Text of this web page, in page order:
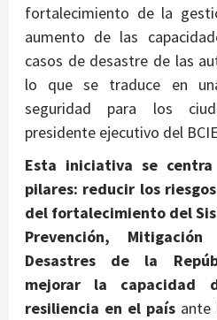
fortalecimiento de la
aumento de las
casos de desastre de las
lo que se traduce en
seguridad para los
presidente ejecutivo del
Esta iniciativa se
pilares: reducir los
del fortalecimiento del
Prevención,
Desastres de la
mejorar la capacidad
resiliencia en el país ante